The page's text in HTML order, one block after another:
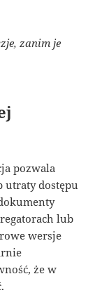
zanim je
pozwala
utraty dostępu
lub
wersje
że w